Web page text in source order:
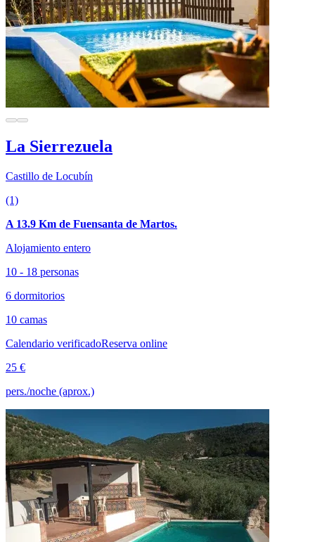
La Sierrezuela
Castillo de Locubín
(1)
A 13.9 Km de Fuensanta de Martos.
Alojamiento entero
10 - 18 personas
6 dormitorios
10 camas
Calendario verificadoReserva online
25 €
pers./noche (aprox.)